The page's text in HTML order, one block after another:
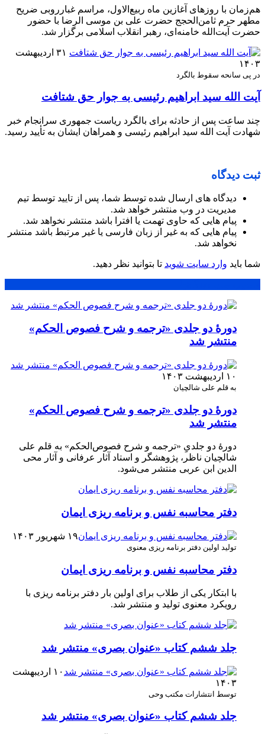
هم‌زمان با روزهای آغازین ماه ربیع‌الاول، مراسم غبارروبی ضریح
مطهر حرم ثامن‌الحجج حضرت علی بن موسی الرضا با حضور
حضرت آیت‌الله خامنه‌ای، رهبر انقلاب اسلامی برگزار شد.
۳۱ اردیبهشت
۱۴۰۳
در پی سانحه سقوط بالگرد
آیت الله سید ابراهیم رئیسی به جوار حق شتافت
چند ساعت پس از حادثه برای بالگرد ریاست جمهوری سرانجام خبر
شهادت آیت الله سید ابراهیم رئیسی و همراهان ایشان به تأیید رسید.
ثبت دیدگاه
دیدگاه های ارسال شده توسط شما، پس از تایید توسط تیم
مدیریت در وب منتشر خواهد شد.
پیام هایی که حاوی تهمت یا افترا باشد منتشر نخواهد شد.
پیام هایی که به غیر از زبان فارسی یا غیر مرتبط باشد منتشر
نخواهد شد.
شما باید وارد سایت شوید تا بتوانید نظر دهید.
دورۀ دو جلدی «ترجمه و شرح فصوص الحکم»
منتشر شد
۱۰ اردیبهشت ۱۴۰۳
به قلم علی شالچیان
دورۀ دو جلدی «ترجمه و شرح فصوص الحکم»
منتشر شد
دورۀ دو جلدیِ‌ِ «ترجمه و شرح فصوص‌الحکم» به قلم علی
شالچیان ناظر، پژوهشگر و استاد آثار عرفانی و آثار محی
الدین ابن عربی منتشر می‌شود.
دفتر محاسبه نفس و برنامه ریزی ایمان
۱۹ شهریور ۱۴۰۳
تولید اولین دفتر برنامه ریزی معنوی
دفتر محاسبه نفس و برنامه ریزی ایمان
با ابتکار یکی از طلاب برای اولین بار دفتر برنامه ریزی با
رویکرد معنوی تولید و منتشر شد.
جلد ششم کتاب «عنوان بصری» منتشر شد
۱۰ اردیبهشت
۱۴۰۳
توسط انتشارات مکتب وحی
جلد ششم کتاب «عنوان بصری» منتشر شد